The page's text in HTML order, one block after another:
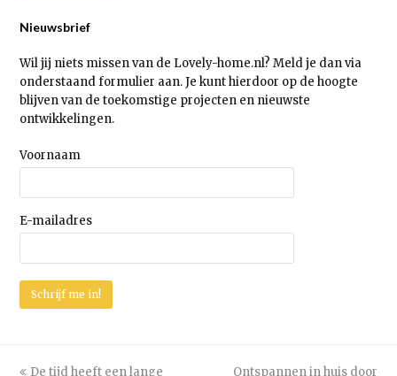
Nieuwsbrief
Wil jij niets missen van de Lovely-home.nl? Meld je dan via
onderstaand formulier aan. Je kunt hierdoor op de hoogte
blijven van de toekomstige projecten en nieuwste
ontwikkelingen.
Voornaam
E-mailadres
previous
De tijd heeft een lange
next
Ontspannen in huis door